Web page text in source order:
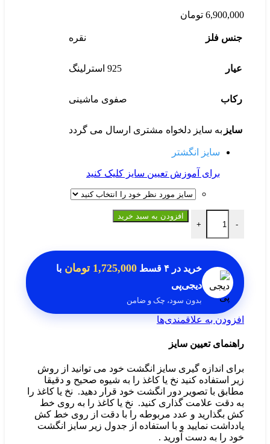
6,900,000 تومان
جنس فلز نقره
عیار 925 استرلینگ
رکاب صفوی ماشینی
سایز به سایز دلخواه مشتری ارسال می گردد
سایز انگشتر
برای آموزش تعیین سایز کلیک کنید
-
انگشتر کوارتز دودی اصل عدد
+
افزودن به سبد خرید
خرید در ۴ قسط 1,725,000 تومان
با
دیجی‌پی
بدون سود، چک و ضامن
افزودن به علاقمندی‌ها
راهنمای تعیین سایز
برای اندازه گیری سایز انگشت خود می توانید از روش
زیر استفاده کنید نخ یا کاغذ را به شیوه صحیح و دقیقا
مطابق با تصویر دور انگشت خود قرار دهید. نخ یا کاغذ را
به دقت علامت گذاری کنید. نخ یا کاغذ را به روی خط
کش بگذارید و عدد مربوطه را با دقت از روی خط کش
یادداشت نمایید و با استفاده از جدول زیر سایز انگشت
خود را به دست آورید .